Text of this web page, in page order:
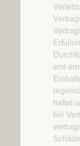
erst
haftet
bei